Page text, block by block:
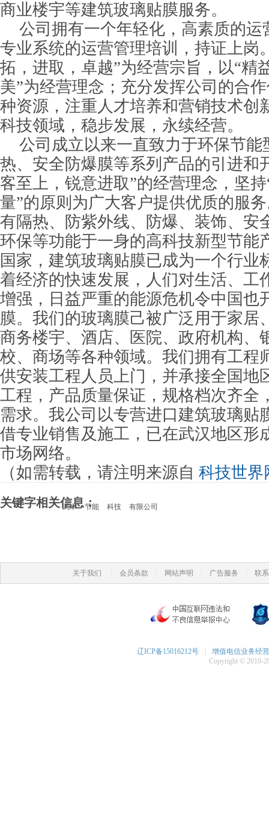
商业楼宇等建筑玻璃贴膜服务。
公司拥有一个年轻化，高素质的运
专业系统的运营管理培训，持证上岗
拓，进取，卓越”为经营宗旨，以“精
美”为经营理念；充分发挥公司的合
种资源，注重人才培养和营销技术创
科技领域，稳步发展，永续经营。
公司成立以来一直致力于环保节能
热、安全防爆膜等系列产品的引进和
客至上，锐意进取”的经营理念，坚
量”的原则为广大客户提供优质的服
有隔热、防紫外线、防爆、装饰、安
环保等功能于一身的高科技新型节能
国家，建筑玻璃贴膜已成为一个行业
着经济的快速发展，人们对生活、工
增强，日益严重的能源危机令中国也
膜。我们的玻璃膜己被广泛用于家居
商务楼宇、酒店、医院、政府机构、
校、商场等各种领域。我们拥有工程
供安装工程人员上门，并承接全国地
工程，产品质量保证，规格档次齐全
需求。我公司以专营进口建筑玻璃贴
借专业销售及施工，已在武汉地区形
市场网络。
（如需转载，请注明来源自 科技世界
关键字相关信息：
武卓 节能 科技 有限公司
关于我们 会员条款 网站声明 广告服务 联
辽ICP备15016212号
增值电信业务经
Copyright © 2010-